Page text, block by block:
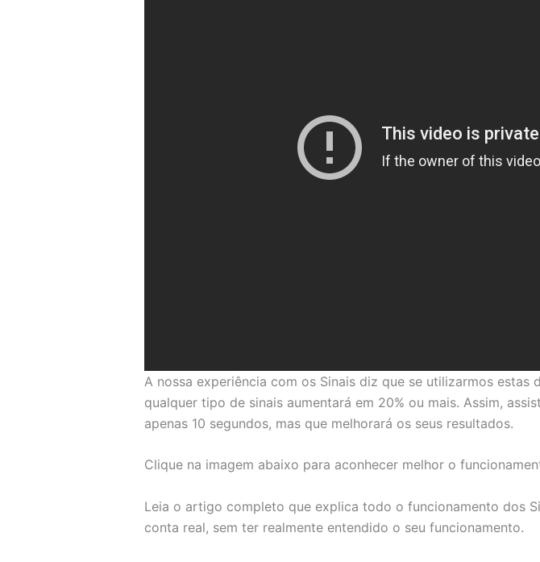
A nossa experiência com os Sinais diz que se utilizarmos estas
qualquer tipo de sinais aumentará em 20% ou mais. Assim,
apenas 10 segundos, mas que melhorará os seus resultados.
Clique na imagem abaixo para aconhecer melhor o
Leia o artigo completo que explica todo o funcionamento dos
conta real, sem ter realmente entendido o seu funcionamento.